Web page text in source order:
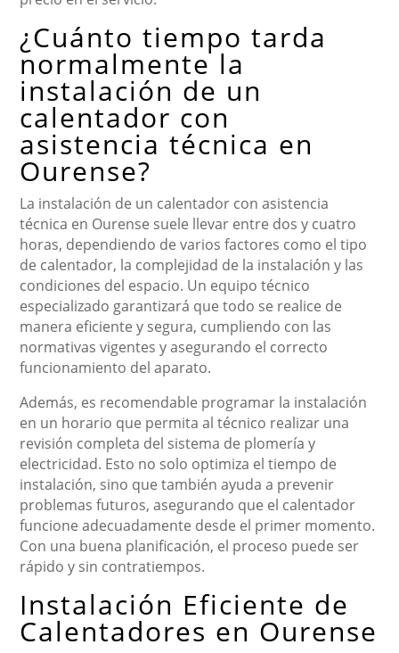
¿Cuánto tiempo tarda
normalmente la
instalación de un
calentador con
asistencia técnica en
Ourense?
La instalación de un calentador con asistencia
técnica en Ourense suele llevar entre dos y cuatro
horas, dependiendo de varios factores como el tipo
de calentador, la complejidad de la instalación y las
condiciones del espacio. Un equipo técnico
especializado garantizará que todo se realice de
manera eficiente y segura, cumpliendo con las
normativas vigentes y asegurando el correcto
funcionamiento del aparato.
Además, es recomendable programar la instalación
en un horario que permita al técnico realizar una
revisión completa del sistema de plomería y
electricidad. Esto no solo optimiza el tiempo de
instalación, sino que también ayuda a prevenir
problemas futuros, asegurando que el calentador
funcione adecuadamente desde el primer momento.
Con una buena planificación, el proceso puede ser
rápido y sin contratiempos.
Instalación Eficiente de
Calentadores en Ourense